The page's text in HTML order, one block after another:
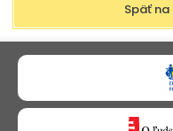
Späť